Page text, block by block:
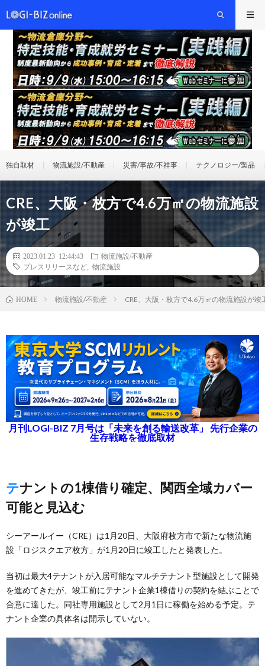
独自取材 物流施設/不動産 災害/事故/不祥事 テクノロジー/製品
CRE、大阪・枚方で4.6万㎡の物流施設
が竣工
2023.01.23 12:44:43
物流施設/不動産
プレスリリースなど
物流施設
HOME 物流施設/不動産 CRE、大阪・枚方で4.6万㎡の物流施設が竣
月刊LOGI-BIZ 7月号は「未来を創る輸送改革」 先行企業の
生存戦略を徹底取材
テナントの1棟借り確定、関西全域カバー
可能と見込む
シーアールイー（CRE）は1月20日、大阪府枚方市で新たな物流施
設「ロジスクエア枚方」が1月20日に竣工したと発表した。
当初は最大4テナントが入居可能なマルチテナント型施設として開発
を進めてきたが、竣工前にテナント企業1棟借りの契約を結ぶことで
合意に達した。同社専用施設として2月1日に稼働を始める予定。テ
ナント企業の具体名は開示していない。